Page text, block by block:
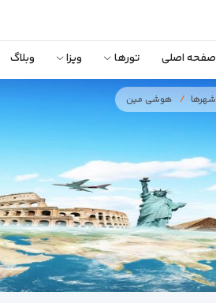
صفحه اصلی تورها ویزا وبلاگ
شهرها هوشی مین